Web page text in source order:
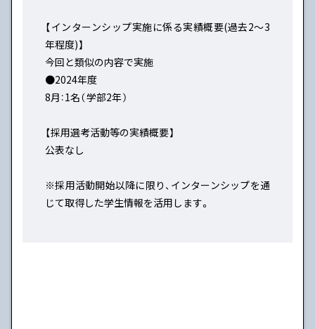
【インターンシップ実施に係る実績概要(過去2～3
年程度)】
今回と類似の内容で実施
●2024年度
8月：1名（学部2年）
【採用選考活動等の実績概要】
公表なし
※採用活動開始以降に限り、インターンシップを通
じて取得した学生情報を活用します。